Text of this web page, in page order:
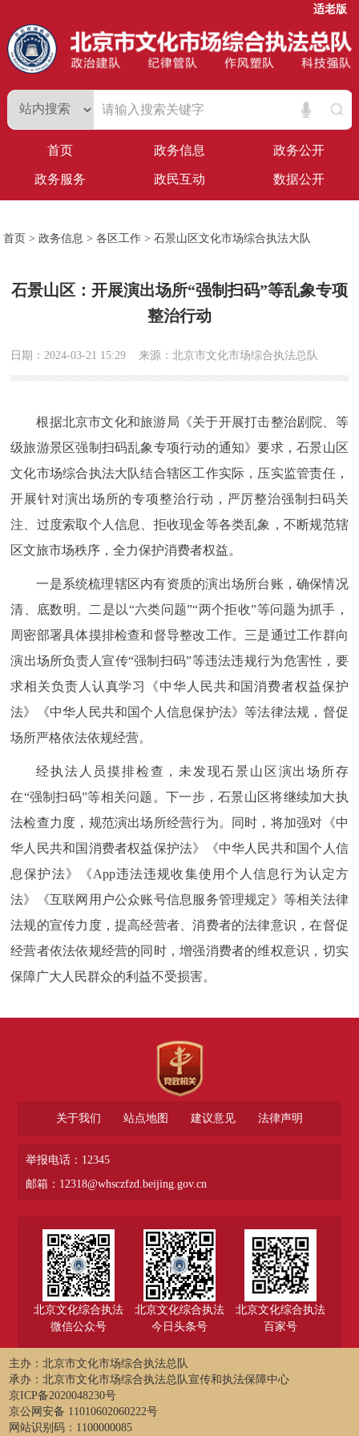
适老版
首页 政务信息 政务公开
政务服务 政民互动 数据公开
首页 >政务信息 >各区工作 >石景山区文化市场综合执法大队
石景山区：开展演出场所“强制扫码”等乱象专项
整治行动
日期：2024-03-21 15:29 来源：北京市文化市场综合执法总队
根据北京市文化和旅游局《关于开展打击整治剧院、等
级旅游景区强制扫码乱象专项行动的通知》要求，石景山区
文化市场综合执法大队结合辖区工作实际，压实监管责任，
开展针对演出场所的专项整治行动，严厉整治强制扫码关
注、过度索取个人信息、拒收现金等各类乱象，不断规范辖
区文旅市场秩序，全力保护消费者权益。
一是系统梳理辖区内有资质的演出场所台账，确保情况
清、底数明。二是以“六类问题”“两个拒收”等问题为抓手，
周密部署具体摸排检查和督导整改工作。三是通过工作群向
演出场所负责人宣传“强制扫码”等违法违规行为危害性，要
求相关负责人认真学习《中华人民共和国消费者权益保护
法》《中华人民共和国个人信息保护法》等法律法规，督促
场所严格依法依规经营。
经执法人员摸排检查，未发现石景山区演出场所存
在“强制扫码”等相关问题。下一步，石景山区将继续加大执
法检查力度，规范演出场所经营行为。同时，将加强对《中
华人民共和国消费者权益保护法》《中华人民共和国个人信
息保护法》《App违法违规收集使用个人信息行为认定方
法》《互联网用户公众账号信息服务管理规定》等相关法律
法规的宣传力度，提高经营者、消费者的法律意识，在督促
经营者依法依规经营的同时，增强消费者的维权意识，切实
保障广大人民群众的利益不受损害。
关于我们 站点地图 建议意见 法律声明
举报电话：12345
邮箱：12318@whsczfzd.beijing.gov.cn
北京文化综合执法
微信公众号
北京文化综合执法
今日头条号
北京文化综合执法
百家号
主办：北京市文化市场综合执法总队
承办：北京市文化市场综合执法总队宣传和执法保障中心
京ICP备2020048230号
京公网安备 11010602060222号
网站识别码：1100000085